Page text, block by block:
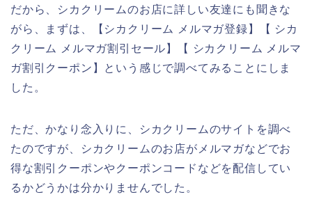
だから、シカクリームのお店に詳しい友達にも聞きな
がら、まずは、【シカクリーム メルマガ登録】【 シカ
クリーム メルマガ割引セール】【 シカクリーム メルマ
ガ割引クーポン】という感じで調べてみることにしま
した。
ただ、かなり念入りに、シカクリームのサイトを調べ
たのですが、シカクリームのお店がメルマガなどでお
得な割引クーポンやクーポンコードなどを配信してい
るかどうかは分かりませんでした。